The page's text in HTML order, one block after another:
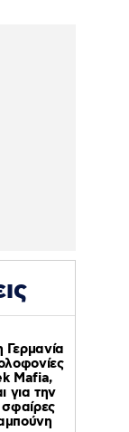
Mafia,
για την